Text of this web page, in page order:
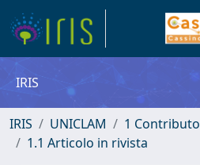
IRIS
IRIS UNICLAM
1
1.1 Articolo in rivista